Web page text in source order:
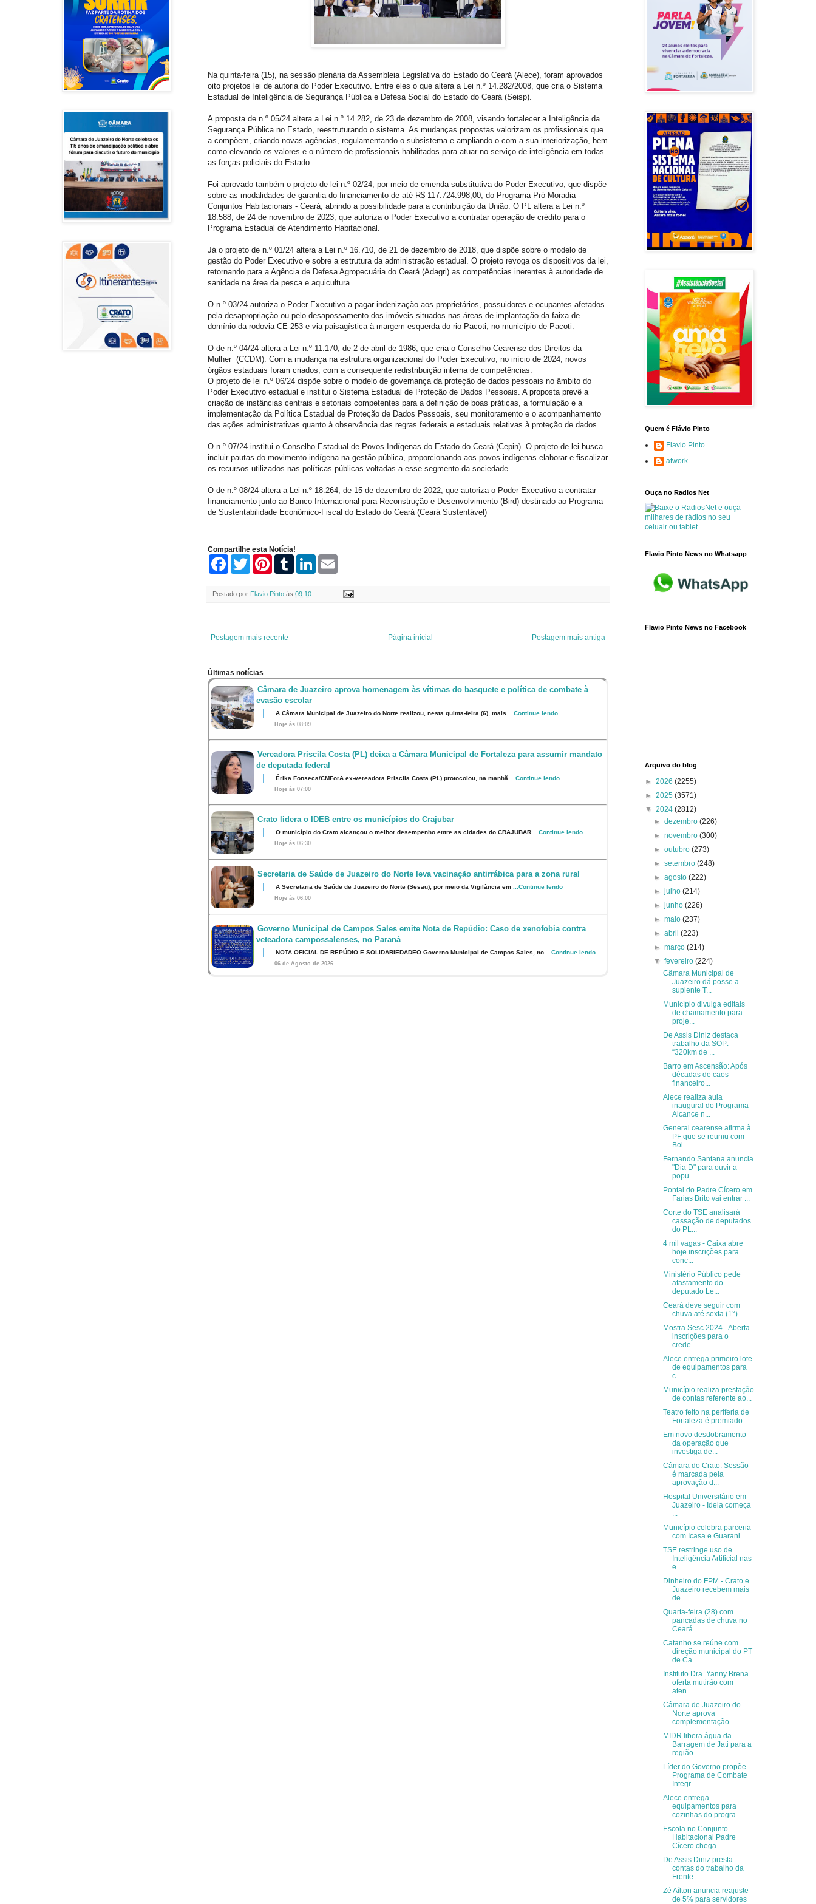
Na quinta-feira (15), na sessão plenária da Assembleia Legislativa do Estado do Ceará (Alece), foram aprovados
oito projetos lei de autoria do Poder Executivo. Entre eles o que altera a Lei n.º 14.282/2008, que cria o Sistema
Estadual de Inteligência de Segurança Pública e Defesa Social do Estado do Ceará (Seisp).
A proposta de n.º 05/24 altera a Lei n.º 14.282, de 23 de dezembro de 2008, visando fortalecer a Inteligência da
Segurança Pública no Estado, reestruturando o sistema. As mudanças propostas valorizam os profissionais que
a compõem, criando novas agências, regulamentando o subsistema e ampliando-o com a sua interiorização, bem
como elevando os valores e o número de profissionais habilitados para atuar no serviço de inteligência em todas
as forças policiais do Estado.
Foi aprovado também o projeto de lei n.º 02/24, por meio de emenda substitutiva do Poder Executivo, que dispõe
sobre as modalidades de garantia do financiamento de até R$ 117.724.998,00, do Programa Pró-Moradia -
Conjuntos Habitacionais - Ceará, abrindo a possibilidade para a contribuição da União. O PL altera a Lei n.º
18.588, de 24 de novembro de 2023, que autoriza o Poder Executivo a contratar operação de crédito para o
Programa Estadual de Atendimento Habitacional.
Já o projeto de n.º 01/24 altera a Lei n.º 16.710, de 21 de dezembro de 2018, que dispõe sobre o modelo de
gestão do Poder Executivo e sobre a estrutura da administração estadual. O projeto revoga os dispositivos da lei,
retornando para a Agência de Defesa Agropecuária do Ceará (Adagri) as competências inerentes à autoridade de
sanidade na área da pesca e aquicultura.
O n.º 03/24 autoriza o Poder Executivo a pagar indenização aos proprietários, possuidores e ocupantes afetados
pela desapropriação ou pelo desapossamento dos imóveis situados nas áreas de implantação da faixa de
domínio da rodovia CE-253 e via paisagística à margem esquerda do rio Pacoti, no município de Pacoti.
O de n.º 04/24 altera a Lei n.º 11.170, de 2 de abril de 1986, que cria o Conselho Cearense dos Direitos da
Mulher (CCDM). Com a mudança na estrutura organizacional do Poder Executivo, no início de 2024, novos
órgãos estaduais foram criados, com a consequente redistribuição interna de competências.
O projeto de lei n.º 06/24 dispõe sobre o modelo de governança da proteção de dados pessoais no âmbito do
Poder Executivo estadual e institui o Sistema Estadual de Proteção de Dados Pessoais. A proposta prevê a
criação de instâncias centrais e setoriais competentes para a definição de boas práticas, a formulação e a
implementação da Política Estadual de Proteção de Dados Pessoais, seu monitoramento e o acompanhamento
das ações administrativas quanto à observância das regras federais e estaduais relativas à proteção de dados.
O n.º 07/24 institui o Conselho Estadual de Povos Indígenas do Estado do Ceará (Cepin). O projeto de lei busca
incluir pautas do movimento indígena na gestão pública, proporcionando aos povos indígenas elaborar e fiscalizar
os recursos utilizados nas políticas públicas voltadas a esse segmento da sociedade.
O de n.º 08/24 altera a Lei n.º 18.264, de 15 de dezembro de 2022, que autoriza o Poder Executivo a contratar
financiamento junto ao Banco Internacional para Reconstrução e Desenvolvimento (Bird) destinado ao Programa
de Sustentabilidade Econômico-Fiscal do Estado do Ceará (Ceará Sustentável)
Compartilhe esta Notícia!
F
b
T
w
t
P
e
t
T
l
L
Postado por Flavio Pinto às 09:10
Postagem mais recente Postagem mais antiga
Página inicial
Últimas notícias
Câmara de Juazeiro aprova homenagem às vítimas do basquete e política de combate à
evasão escolar
A Câmara Municipal de Juazeiro do Norte realizou, nesta quinta-feira (6), mais ...Continue lendo
Hoje às 08:09
Vereadora Priscila Costa (PL) deixa a Câmara Municipal de Fortaleza para assumir mandato
de deputada federal
Érika Fonseca/CMForA ex-vereadora Priscila Costa (PL) protocolou, na manhã ...Continue lendo
Hoje às 07:00
Crato lidera o IDEB entre os municípios do Crajubar
O município do Crato alcançou o melhor desempenho entre as cidades do CRAJUBAR ...Continue lendo
Hoje às 06:30
Secretaria de Saúde de Juazeiro do Norte leva vacinação antirrábica para a zona rural
A Secretaria de Saúde de Juazeiro do Norte (Sesau), por meio da Vigilância em ...Continue lendo
Hoje às 06:00
Governo Municipal de Campos Sales emite Nota de Repúdio: Caso de xenofobia contra
veteadora campossalenses, no Paraná
NOTA OFICIAL DE REPÚDIO E SOLIDARIEDADEO Governo Municipal de Campos Sales, no ...Continue lendo
06 de Agosto de 2026
Quem é Flávio Pinto
Flavio Pinto
atwork
Ouça no Radios Net
Flavio Pinto News no Whatsapp
Flavio Pinto News no Facebook
Arquivo do blog
► 2026 (2255)
► 2025 (3571)
▼ 2024 (2812)
►dezembro(226)
►novembro(300)
►outubro(273)
►setembro(248)
►agosto(222)
►julho(214)
►junho(226)
►maio(237)
►abril(223)
►março(214)
▼fevereiro(224)
Câmara Municipal de
Juazeiro dá posse a
suplente T...
Município divulga editais
de chamamento para
proje...
De Assis Diniz destaca
trabalho da SOP:
“320km de ...
Barro em Ascensão: Após
décadas de caos
financeiro...
Alece realiza aula
inaugural do Programa
Alcance n...
General cearense afirma à
PF que se reuniu com
Bol...
Fernando Santana anuncia
"Dia D" para ouvir a
popu...
Pontal do Padre Cícero em
Farias Brito vai entrar ...
Corte do TSE analisará
cassação de deputados
do PL...
4 mil vagas - Caixa abre
hoje inscrições para
conc...
Ministério Público pede
afastamento do
deputado Le...
Ceará deve seguir com
chuva até sexta (1°)
Mostra Sesc 2024 - Aberta
inscrições para o
crede...
Alece entrega primeiro lote
de equipamentos para
c...
Município realiza prestação
de contas referente ao...
Teatro feito na periferia de
Fortaleza é premiado ...
Em novo desdobramento
da operação que
investiga de...
Câmara do Crato: Sessão
é marcada pela
aprovação d...
Hospital Universitário em
Juazeiro - Ideia começa
...
Município celebra parceria
com Icasa e Guarani
TSE restringe uso de
Inteligência Artificial nas
e...
Dinheiro do FPM - Crato e
Juazeiro recebem mais
de...
Quarta-feira (28) com
pancadas de chuva no
Ceará
Catanho se reúne com
direção municipal do PT
de Ca...
Instituto Dra. Yanny Brena
oferta mutirão com
aten...
Câmara de Juazeiro do
Norte aprova
complementação ...
MIDR libera água da
Barragem de Jati para a
região...
Líder do Governo propõe
Programa de Combate
Integr...
Alece entrega
equipamentos para
cozinhas do progra...
Escola no Conjunto
Habitacional Padre
Cícero chega...
De Assis Diniz presta
contas do trabalho da
Frente...
Zé Aílton anuncia reajuste
de 5% para servidores